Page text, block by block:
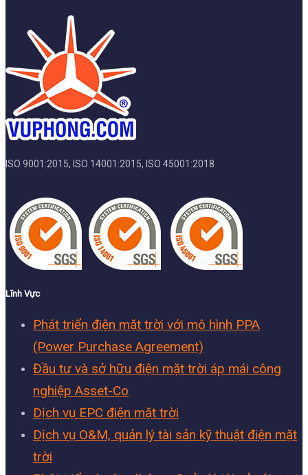
ISO 9001:2015, ISO 14001:2015, ISO 45001:2018
Lĩnh Vực
Phát triển điện mặt trời với mô hình PPA
(Power Purchase Agreement)
Đầu tư và sở hữu điện mặt trời áp mái công
nghiệp Asset-Co
Dịch vụ EPC điện mặt trời
Dịch vụ O&M, quản lý tài sản kỹ thuật điện mặt
trời